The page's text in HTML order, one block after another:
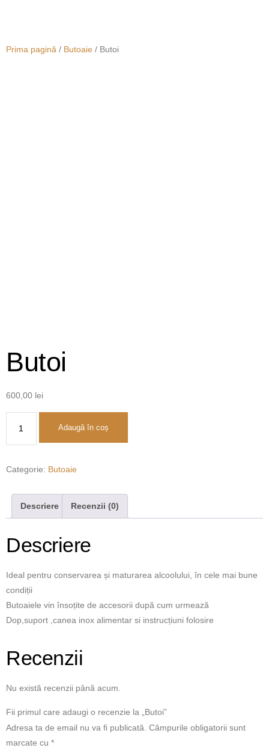
Prima pagină / Butoaie / Butoi
Butoi
600,00 lei
Adaugă în coș
Categorie: Butoaie
Descriere Recenzii (0)
Descriere
Ideal pentru conservarea și maturarea alcoolului, în cele mai bune
condiții
Butoaiele vin însoțite de accesorii după cum urmează
Dop,suport ,canea inox alimentar si instrucțiuni folosire
Recenzii
Nu există recenzii până acum.
Fii primul care adaugi o recenzie la „Butoi”
Adresa ta de email nu va fi publicată. Câmpurile obligatorii sunt
marcate cu *